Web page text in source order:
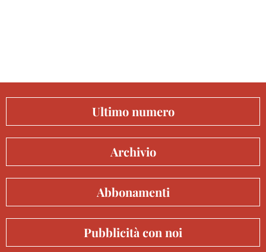
Ultimo numero
Archivio
Abbonamenti
Pubblicità con noi